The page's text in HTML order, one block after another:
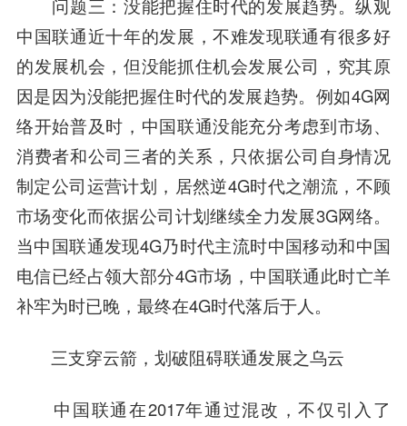
问题三：没能把握住时代的发展趋势。纵观
中国联通近十年的发展，不难发现联通有很多好
的发展机会，但没能抓住机会发展公司，究其原
因是因为没能把握住时代的发展趋势。例如4G网
络开始普及时，中国联通没能充分考虑到市场、
消费者和公司三者的关系，只依据公司自身情况
制定公司运营计划，居然逆4G时代之潮流，不顾
市场变化而依据公司计划继续全力发展3G网络。
当中国联通发现4G乃时代主流时中国移动和中国
电信已经占领大部分4G市场，中国联通此时亡羊
补牢为时已晚，最终在4G时代落后于人。
三支穿云箭，划破阻碍联通发展之乌云
中国联通在2017年通过混改，不仅引入了